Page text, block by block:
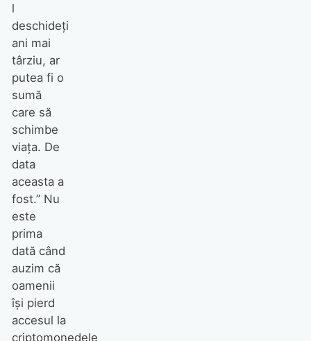
l
deschideți
ani mai
târziu, ar
putea fi o
sumă
care să
schimbe
viața. De
data
aceasta a
fost.” Nu
este
prima
dată când
auzim că
oamenii
își pierd
accesul la
criptomonedele